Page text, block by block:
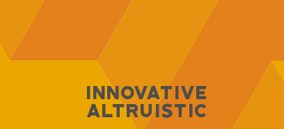
Innovative
Altruistic